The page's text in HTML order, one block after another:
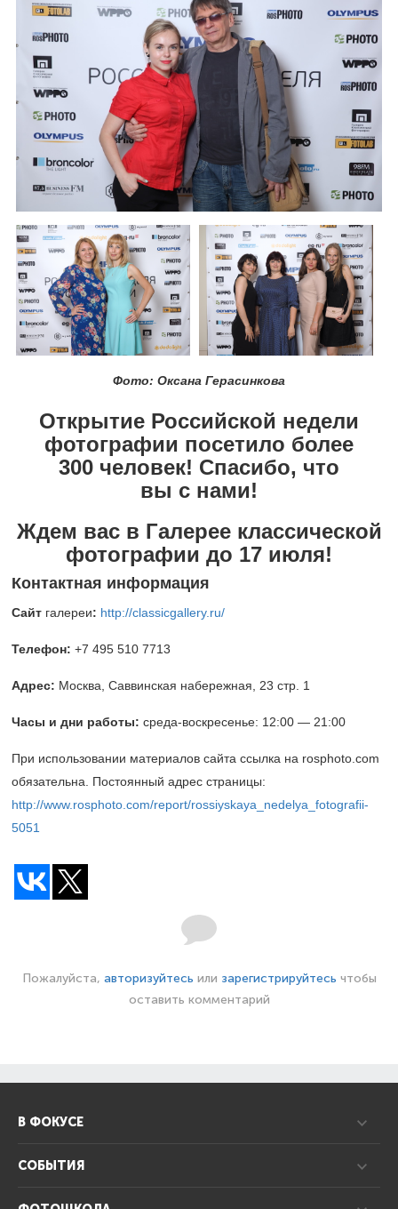
Фото: Оксана Герасинкова
Открытие Российской недели
фотографии посетило более
300 человек! Спасибо, что
вы с нами!
Ждем вас в Галерее классической
фотографии до 17 июля!
Контактная информация
Сайт галереи: http://classicgallery.ru/
Телефон: +7 495 510 7713
Адрес: Москва, Саввинская набережная, 23 стр. 1
Часы и дни работы: среда-воскресенье: 12:00 — 21:00
При использовании материалов сайта ссылка на rosphoto.com
обязательна. Постоянный адрес страницы:
http://www.rosphoto.com/report/rossiyskaya_nedelya_fotografii-
5051
Пожалуйста, авторизуйтесь или зарегистрируйтесь чтобы
оставить комментарий
В ФОКУСЕ
СОБЫТИЯ